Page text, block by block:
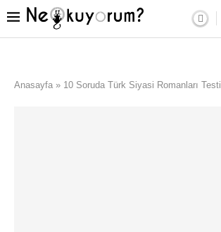
Anasayfa » 10 Soruda Türk Siyasi Romanları Testi